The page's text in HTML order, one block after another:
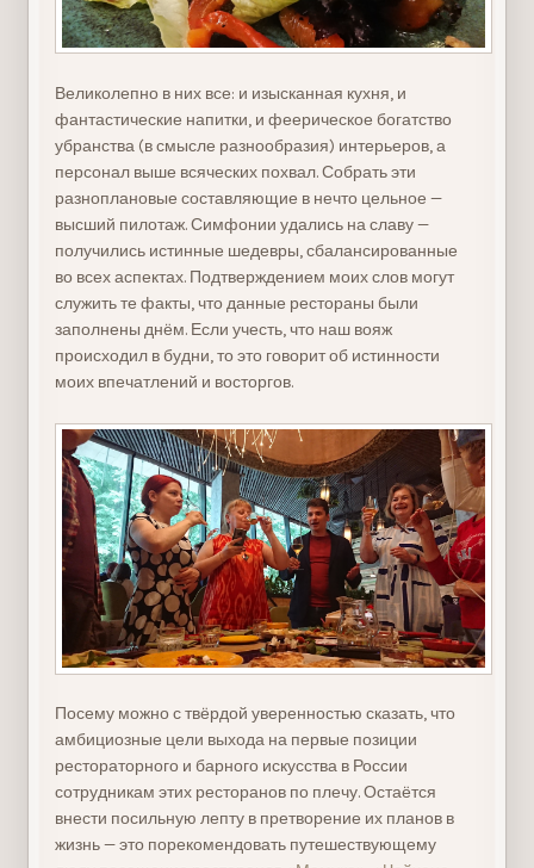
Великолепно в них все: и изысканная кухня, и
фантастические напитки, и феерическое богатство
убранства (в смысле разнообразия) интерьеров, а
персонал выше всяческих похвал. Собрать эти
разноплановые составляющие в нечто цельное —
высший пилотаж. Симфонии удались на славу —
получились истинные шедевры, сбалансированные
во всех аспектах. Подтверждением моих слов могут
служить те факты, что данные рестораны были
заполнены днём. Если учесть, что наш вояж
происходил в будни, то это говорит об истинности
моих впечатлений и восторгов.
Посему можно с твёрдой уверенностью сказать, что
амбициозные цели выхода на первые позиции
рестораторного и барного искусства в России
сотрудникам этих ресторанов по плечу. Остаётся
внести посильную лепту в претворение их планов в
жизнь — это порекомендовать путешествующему